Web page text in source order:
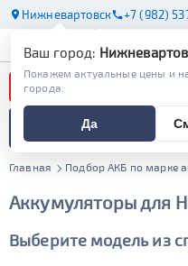
Нижневартовск +7 (982)
АКБ
ПОДБОР АККУМУЛЯТОРА
СПЕЦИАЛИСТОМ
Главная Подбор АКБ по марке
Аккумуляторы для
Выберите модель из
Ваш город:
Покажем актуальные цены и
города.
Да